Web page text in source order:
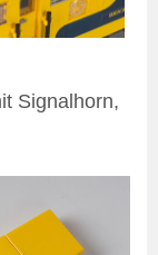
Signalhorn,